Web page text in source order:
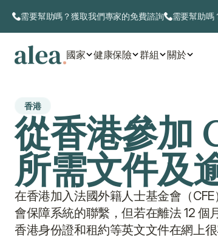
需要幫助嗎？獲取我們專家的免費諮詢 需要幫助嗎
國家 健康保險 群組 關於
香港
從香港參加
所需文件及
在香港加入法國外籍人士基金會（
會保障系統的聯繫，但若在離法 12
香港身份證和租約等英文文件在網上